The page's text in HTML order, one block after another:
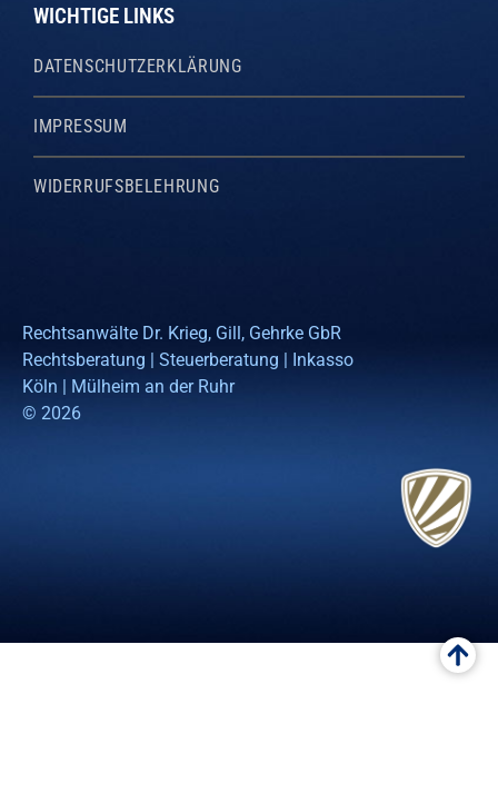
WICHTIGE LINKS
DATENSCHUTZERKLÄRUNG
IMPRESSUM
WIDERRUFSBELEHRUNG
Rechtsanwälte Dr. Krieg, Gill, Gehrke GbR
Rechtsberatung | Steuerberatung | Inkasso
Köln | Mülheim an der Ruhr
© 2026